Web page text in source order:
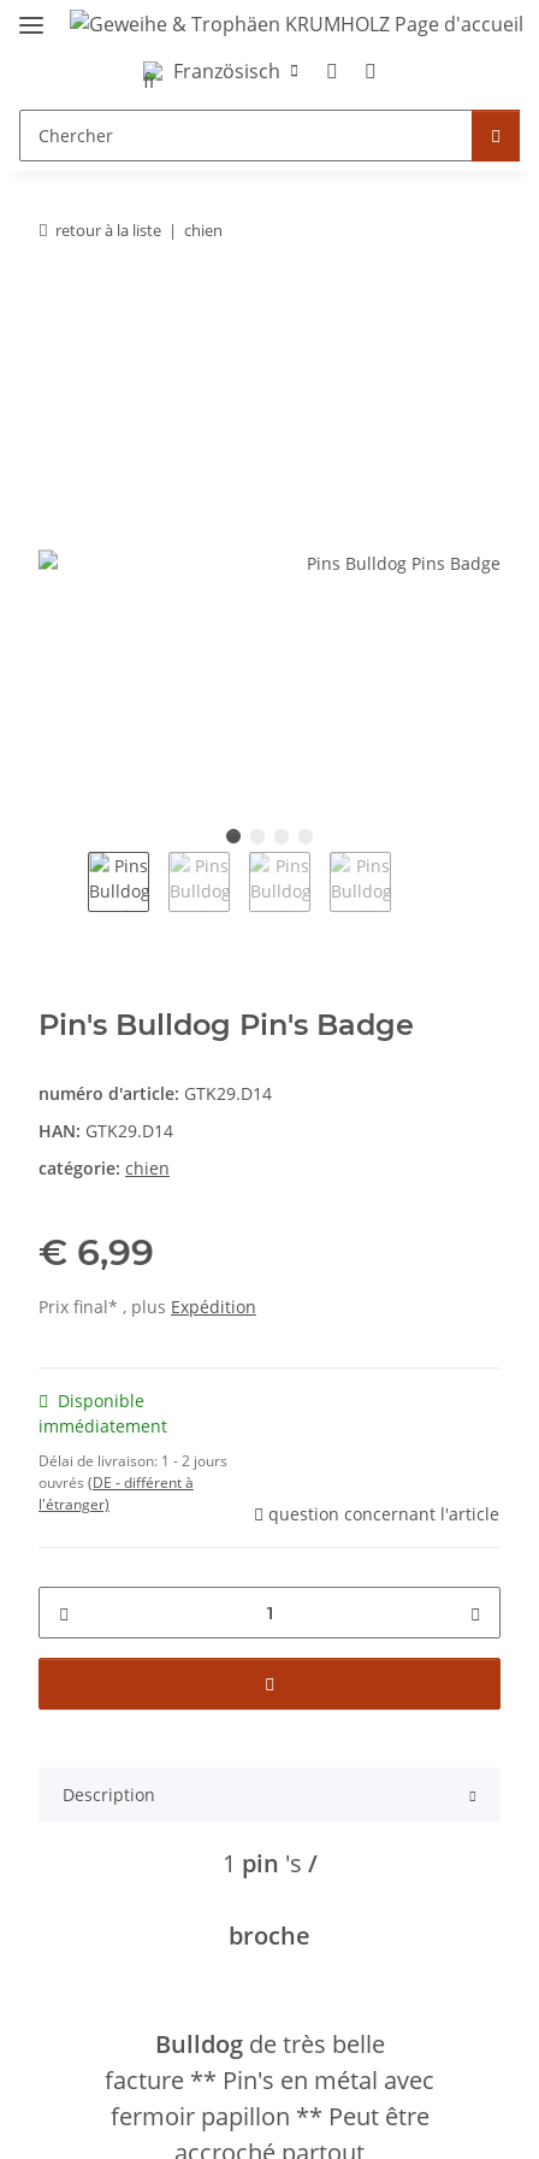
Französisch
retour à la liste chien
Pin's Bulldog Pin's Badge
numéro d'article: GTK29.D14
HAN: GTK29.D14
catégorie: chien
€ 6,99
Prix final* , plus Expédition
Disponible
immédiatement
Délai de livraison: 1 - 2 jours
ouvrés (DE - différent à
l'étranger)
question concernant l'article
Description
1 pin 's /
broche
Bulldogde très belle
facture ** Pin's en métal avec
fermoir papillon ** Peut être